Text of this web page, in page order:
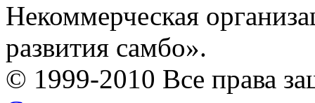
Некоммерческая
развития самбо».
© 1999-2010 Все права